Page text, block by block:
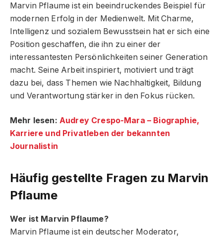
Marvin Pflaume ist ein beeindruckendes Beispiel für
modernen Erfolg in der Medienwelt. Mit Charme,
Intelligenz und sozialem Bewusstsein hat er sich eine
Position geschaffen, die ihn zu einer der
interessantesten Persönlichkeiten seiner Generation
macht. Seine Arbeit inspiriert, motiviert und trägt
dazu bei, dass Themen wie Nachhaltigkeit, Bildung
und Verantwortung stärker in den Fokus rücken.
Mehr lesen: Audrey Crespo-Mara – Biographie,
Karriere und Privatleben der bekannten
Journalistin
Häufig gestellte Fragen zu Marvin
Pflaume
Wer ist Marvin Pflaume?
Marvin Pflaume ist ein deutscher Moderator,